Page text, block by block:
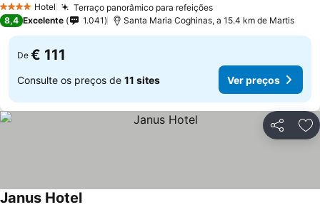
4 EstrelasHotel Terraço panorâmico para refeições
8,4 Excelente 1.041 Santa Maria Coghinas, a 15.4 km de Martis
De € 111
Consulte os preços de 11 sites Ver preços
Partilhar
Janus Hotel